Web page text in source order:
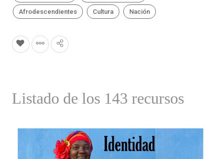
Afrodescendientes Cultura Nación
Listado de los 143 recursos